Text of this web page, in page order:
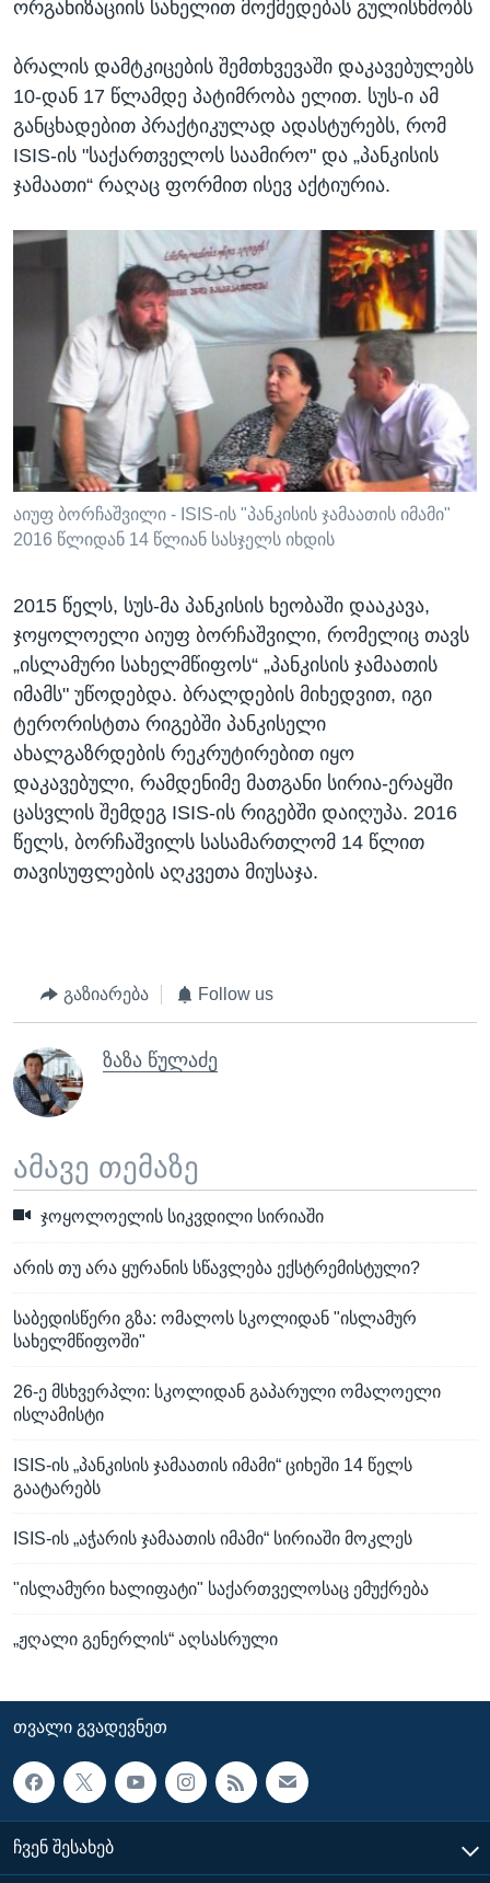
ორგანიზაციის სახელით მოქმედებას გულისხმობს
ბრალის დამტკიცების შემთხვევაში დაკავებულებს
10-დან 17 წლამდე პატიმრობა ელით. სუს-ი ამ
განცხადებით პრაქტიკულად ადასტურებს, რომ
ISIS-ის "საქართველოს საამირო" და „პანკისის
ჯამაათი“ რაღაც ფორმით ისევ აქტიურია.
აიუფ ბორჩაშვილი - ISIS-ის "პანკისის ჯამაათის იმამი"
2016 წლიდან 14 წლიან სასჯელს იხდის
2015 წელს, სუს-მა პანკისის ხეობაში დააკავა,
ჯოყოლოელი აიუფ ბორჩაშვილი, რომელიც თავს
„ისლამური სახელმწიფოს“ „პანკისის ჯამაათის
იმამს" უწოდებდა. ბრალდების მიხედვით, იგი
ტერორისტთა რიგებში პანკისელი
ახალგაზრდების რეკრუტირებით იყო
დაკავებული, რამდენიმე მათგანი სირია-ერაყში
ცასვლის შემდეგ ISIS-ის რიგებში დაიღუპა. 2016
წელს, ბორჩაშვილს სასამართლომ 14 წლით
თავისუფლების აღკვეთა მიუსაჯა.
გაზიარება Follow us
ზაზა წულაძე
ამავე თემაზე
ჯოყოლოელის სიკვდილი სირიაში
არის თუ არა ყურანის სწავლება ექსტრემისტული?
საბედისწერი გზა: ომალოს სკოლიდან "ისლამურ
სახელმწიფოში"
26-ე მსხვერპლი: სკოლიდან გაპარული ომალოელი
ისლამისტი
ISIS-ის „პანკისის ჯამაათის იმამი“ ციხეში 14 წელს
გაატარებს
ISIS-ის „აჭარის ჯამაათის იმამი“ სირიაში მოკლეს
"ისლამური ხალიფატი" საქართველოსაც ემუქრება
„ჟღალი გენერლის“ აღსასრული
ᲗᲕᲐᲚᲘ ᲒᲕᲐᲓᲔᲕᲜᲔᲗ
ᲩᲕᲔᲜ ᲨᲔᲡᲐᲮᲔᲑ